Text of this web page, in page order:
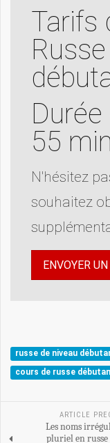
Tarifs
55
N'hésitez
souhaitez
ENVOYER
russe de niveau
cours de russe
ARTICLE
Les noms
pluriel en russe